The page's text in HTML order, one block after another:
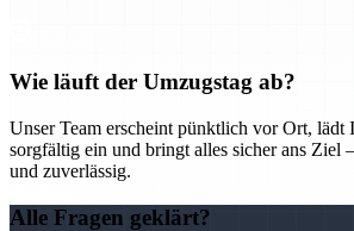
Wie läuft der Umzugstag ab?
Unser Team erscheint pünktlich vor Ort, lädt
sorgfältig ein und bringt alles sicher ans Ziel
und zuverlässig.
Alle Fragen geklärt?